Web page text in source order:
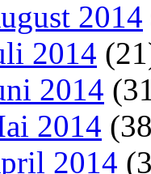
2014
2014
2014
2014
2014